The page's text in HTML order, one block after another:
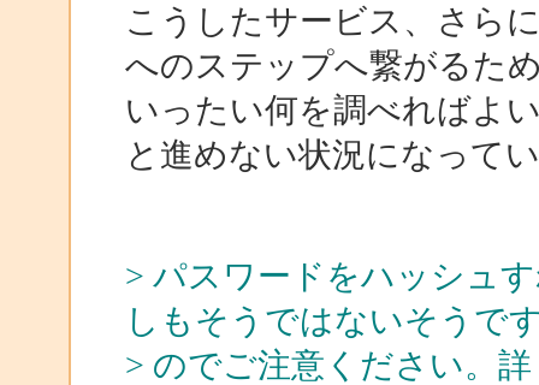
こうしたサービス、さら
へのステップへ繋がるた
いったい何を調べればよ
と進めない状況になって
> パスワードをハッシュ
しもそうではないそうで
> のでご注意ください。